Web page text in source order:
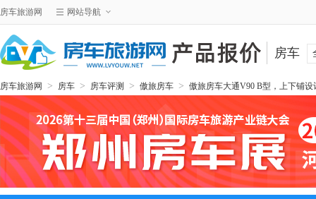
房车旅游网 网站导航
房车
房车旅游网 > 房车 > 房车评测 > 傲旅房车 > 傲旅房车大通V90 B型，上下铺